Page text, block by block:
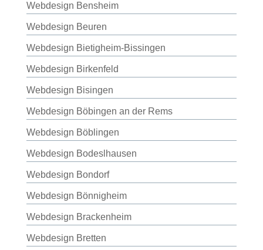
Webdesign Bensheim
Webdesign Beuren
Webdesign Bietigheim-Bissingen
Webdesign Birkenfeld
Webdesign Bisingen
Webdesign Böbingen an der Rems
Webdesign Böblingen
Webdesign Bodeslhausen
Webdesign Bondorf
Webdesign Bönnigheim
Webdesign Brackenheim
Webdesign Bretten